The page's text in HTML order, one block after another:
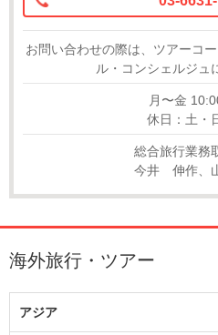
お問い合わせの際は、ツアーコー
ル・コンシェルジュ
月〜金
休日：土・
総合旅行業務
今井 伸作、
海外旅行・ツアー
アジア